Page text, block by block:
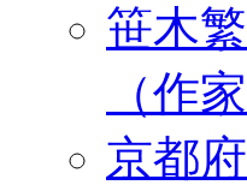
笹木
（作
京都